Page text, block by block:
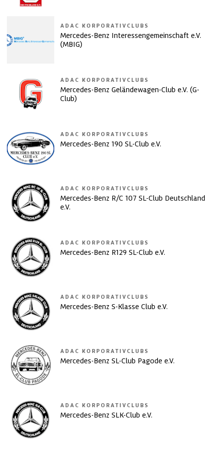
ADAC KORPORATIVCLUBS
Mercedes-Benz Interessengemeinschaft e.V.
(MBIG)
ADAC KORPORATIVCLUBS
Mercedes-Benz Geländewagen-Club e.V. (G-
Club)
ADAC KORPORATIVCLUBS
Mercedes-Benz 190 SL-Club e.V.
ADAC KORPORATIVCLUBS
Mercedes-Benz R/C 107 SL-Club Deutschland
e.V.
ADAC KORPORATIVCLUBS
Mercedes-Benz R129 SL-Club e.V.
ADAC KORPORATIVCLUBS
Mercedes-Benz S-Klasse Club e.V.
ADAC KORPORATIVCLUBS
Mercedes-Benz SL-Club Pagode e.V.
ADAC KORPORATIVCLUBS
Mercedes-Benz SLK-Club e.V.